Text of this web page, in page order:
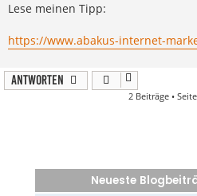
Lese meinen Tipp:
https://www.abakus-internet-
Antworten
2 Beiträge • Seite
Neueste